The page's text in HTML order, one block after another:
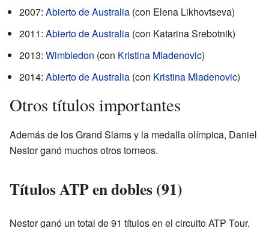
2007: Abierto de Australia (con Elena Likhovtseva)
2011: Abierto de Australia (con Katarina Srebotnik)
2013: Wimbledon (con Kristina Mladenovic)
2014: Abierto de Australia (con Kristina Mladenovic)
Otros títulos importantes
Además de los Grand Slams y la medalla olímpica, Daniel
Nestor ganó muchos otros torneos.
Títulos ATP en dobles (91)
Nestor ganó un total de 91 títulos en el circuito ATP Tour.